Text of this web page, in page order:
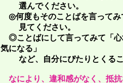
選んでください。
◎何度もそのことばを言ってみ
見てください。
◎ことばにして言ってみて「心
気になる」
など、自分にぴたりとくるこ
なにより、違和感がなく、抵